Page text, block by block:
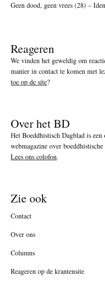
Geen dood, geen vrees (28) –
Reageren
We vinden het geweldig om
manier in contact te komen met
toe op de site?
Over het BD
Het Boeddhistisch Dagblad is
webmagazine over boeddhistische
Lees ons colofon.
Zie ook
Contact
Over ons
Columns
Reageren op de krantensite